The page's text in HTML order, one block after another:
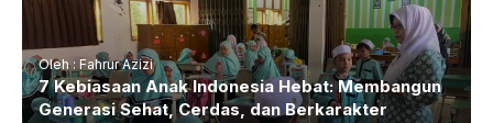
Oleh : Fahrur Azizi
7 Kebiasaan Anak Indonesia Hebat: Membangun
Generasi Sehat, Cerdas, dan Berkarakter